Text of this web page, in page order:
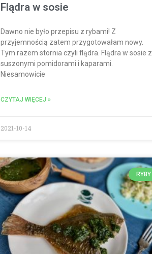
Flądra w sosie
Dawno nie było przepisu z rybami! Z
przyjemnością zatem przygotowałam nowy.
Tym razem stornia czyli flądra. Flądra w sosie z
suszonymi pomidorami i kaparami.
Niesamowicie
CZYTAJ WIĘCEJ »
2021-10-14
RYBY